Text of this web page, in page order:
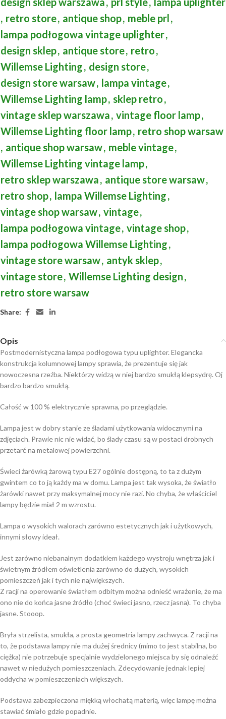
, retro store, antique shop, meble prl,
lampa podłogowa vintage uplighter,
design sklep, antique store, retro,
Willemse Lighting, design store,
design store warsaw, lampa vintage,
Willemse Lighting lamp, sklep retro,
vintage sklep warszawa, vintage floor lamp,
Willemse Lighting floor lamp, retro shop warsaw
, antique shop warsaw, meble vintage,
Willemse Lighting vintage lamp,
retro sklep warszawa, antique store warsaw,
retro shop, lampa Willemse Lighting,
vintage shop warsaw, vintage,
lampa podłogowa vintage, vintage shop,
lampa podłogowa Willemse Lighting,
vintage store warsaw, antyk sklep,
vintage store, Willemse Lighting design,
retro store warsaw
Share:
Opis
Postmodernistyczna lampa podłogowa typu uplighter. Elegancka
konstrukcja kolumnowej lampy sprawia, że prezentuje się jak
nowoczesna rzeźba. Niektórzy widzą w niej bardzo smukłą klepsydrę. Oj
bardzo bardzo smukłą.
Całość w 100 % elektrycznie sprawna, po przeglądzie.
Lampa jest w dobry stanie ze śladami użytkowania widocznymi na
zdjęciach. Prawie nic nie widać, bo ślady czasu są w postaci drobnych
przetarć na metalowej powierzchni.
Świeci żarówką żarową typu E27 ogólnie dostępną, to ta z dużym
gwintem co to ją każdy ma w domu. Lampa jest tak wysoka, że światło
żarówki nawet przy maksymalnej mocy nie razi. No chyba, że właściciel
lampy będzie miał 2 m wzrostu.
Lampa o wysokich walorach zarówno estetycznych jak i użytkowych,
innymi słowy ideał.
Jest zarówno niebanalnym dodatkiem każdego wystroju wnętrza jak i
świetnym źródłem oświetlenia zarówno do dużych, wysokich
pomieszczeń jak i tych nie największych.
Z racji na operowanie światłem odbitym można odnieść wrażenie, że ma
ono nie do końca jasne źródło (choć świeci jasno, rzecz jasna). To chyba
jasne. Stooop.
Bryła strzelista, smukła, a prosta geometria lampy zachwyca. Z racji na
to, że podstawa lampy nie ma dużej średnicy (mimo to jest stabilna, bo
ciężka) nie potrzebuje specjalnie wydzielonego miejsca by się odnaleźć
nawet w niedużych pomieszczeniach. Zdecydowanie jednak lepiej
oddycha w pomieszczeniach większych.
Podstawa zabezpieczona miękką włochatą materią, więc lampę można
stawiać śmiało gdzie popadnie.